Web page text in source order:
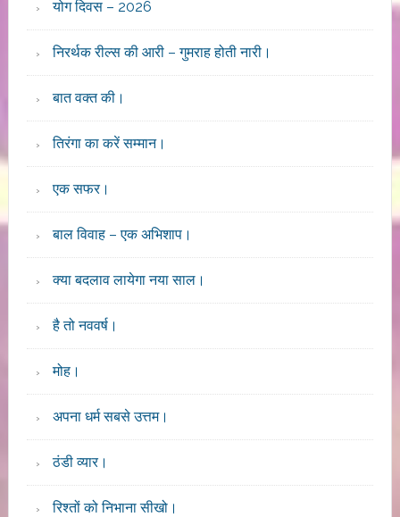
योग दिवस – 2026
निरर्थक रील्स की आरी – गुमराह होती नारी।
बात वक्त की।
तिरंगा का करें सम्मान।
एक सफर।
बाल विवाह – एक अभिशाप।
क्या बदलाव लायेगा नया साल।
है तो नववर्ष।
मोह।
अपना धर्म सबसे उत्तम।
ठंडी व्यार।
रिश्तों को निभाना सीखो।